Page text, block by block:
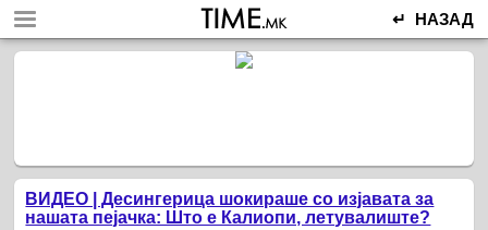
↵ НАЗАД
ВИДЕО | Десингерица шокираше со изјавата за
нашата пејачка: Што е Калиопи, летувалиште?